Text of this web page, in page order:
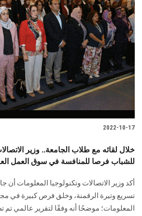
2022-10-17
خلال لقائه مع طلاب الجامعة.. وزير
للشباب فرصا للمنافسة في سوق العمل
أكد وزير الاتصالات وتكنولوجيا المعلومات أن
تسريع وتيرة الرقمنة، وخلق فرص كبيرة في
المعلومات؛ موضحًا أنه وفقًا لتقرير عالمي تم